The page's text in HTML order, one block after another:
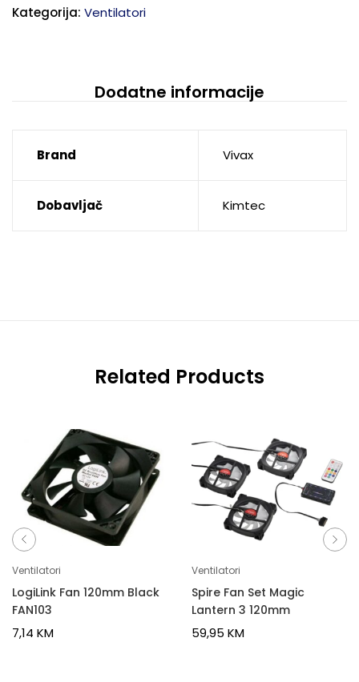
Kategorija: Ventilatori
Dodatne informacije
Brand Vivax
Dobavljač Kimtec
Related Products
Ventilatori
LogiLink Fan 120mm Black
FAN103
7,14 KM
Ventilatori
Spire Fan Set Magic
Lantern 3 120mm
59,95 KM